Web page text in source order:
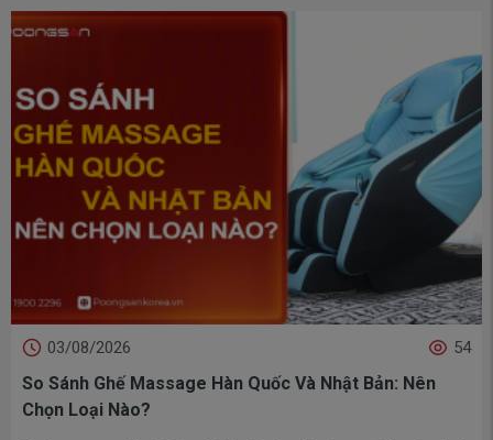
03/08/2026 54
So Sánh Ghế Massage Hàn Quốc Và Nhật Bản: Nên
Chọn Loại Nào?